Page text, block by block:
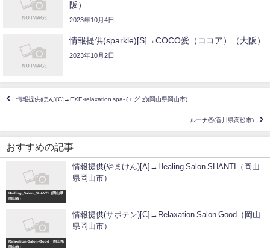
阪）
2023年10月4日
情報提供(sparkle)[S]→COCO愛（ココア）（大阪）
2023年10月2日
情報提供(ぽん)[C]→EXE-relaxation spa- (エグゼ)(岡山県岡山市)
ルーナ⑥(香川県高松市)
おすすめの記事
Healing_Salon_SHANTI（岡山県
岡山市）
情報提供(やまけん)[A]→Healing Salon SHANTI（岡山
県岡山市）
Relaxation-Salon-Good（岡山県
岡山市）
情報提供(サボテン)[C]→Relaxation Salon Good（岡山
県岡山市）